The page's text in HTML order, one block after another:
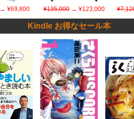
→ ¥69,800 ¥135,000 → ¥123,000
Kindle お得なセール本